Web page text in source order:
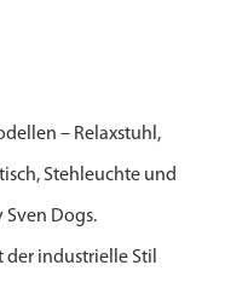
– Relaxstuhl,
Stehleuchte und
Sven Dogs.
industrielle Stil